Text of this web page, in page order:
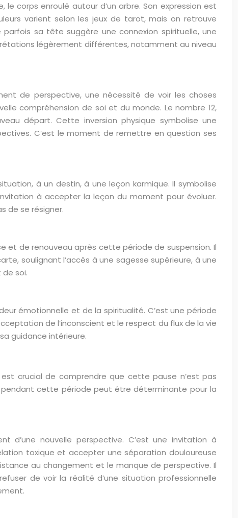
corps enroulé autour d’un arbre. Son expression est
varient selon les jeux de tarot, mais on retrouve
sa tête suggère une connexion spirituelle, une
légèrement différentes, notamment au niveau
de perspective, une nécessité de voir les choses
compréhension de soi et du monde. Le nombre 12,
départ. Cette inversion physique symbolise une
C’est le moment de remettre en question ses
à un destin, à une leçon karmique. Il symbolise
à accepter la leçon du moment pour évoluer.
de se résigner.
et de renouveau après cette période de suspension. Il
soulignant l’accès à une sagesse supérieure, à une
de soi.
émotionnelle et de la spiritualité. C’est une période
de l’inconscient et le respect du flux de la vie
guidance intérieure.
crucial de comprendre que cette pause n’est pas
cette période peut être déterminante pour la
d’une nouvelle perspective. C’est une invitation à
toxique et accepter une séparation douloureuse
au changement et le manque de perspective. Il
de voir la réalité d’une situation professionnelle